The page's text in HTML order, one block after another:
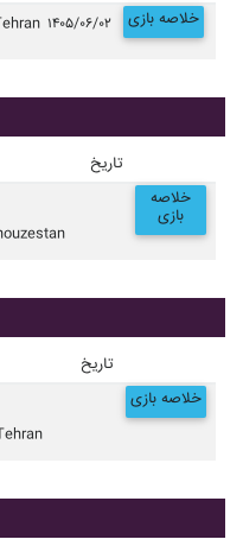
۱۴۰۵/۰۶/۰۲ خلاصه بازی
تاریخ
خلاصه
بازی
تاریخ
خلاصه بازی